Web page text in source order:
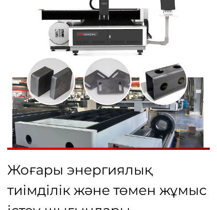
Жоғары энергиялық
тиімділік және төмен жұмыс